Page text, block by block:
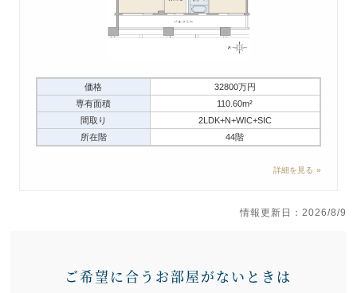
価格
32800万円
専有面積
110.60m²
間取り
2LDK+N+WIC+SIC
所在階
44階
詳細を見る
情報更新日：2026/8/9
ご希望に合うお部屋がないときは